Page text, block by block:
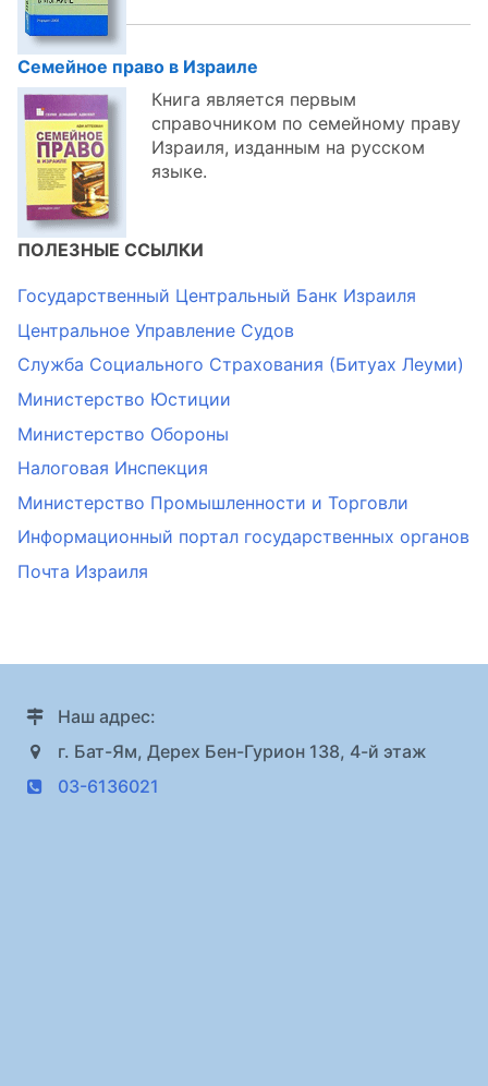
Семейное право в Израиле
Книга является первым
справочником по семейному праву
Израиля, изданным на русском
языке.
ПОЛЕЗНЫЕ ССЫЛКИ
Государственный Центральный Банк Израиля
Центральное Управление Судов
Служба Социального Страхования (Битуах Леуми)
Министерство Юстиции
Министерство Обороны
Налоговая Инспекция
Министерство Промышленности и Торговли
Информационный портал государственных органов
Почта Израиля
Наш адрес:
г. Бат-Ям, Дерех Бен-Гурион 138, 4-й этаж
03-6136021